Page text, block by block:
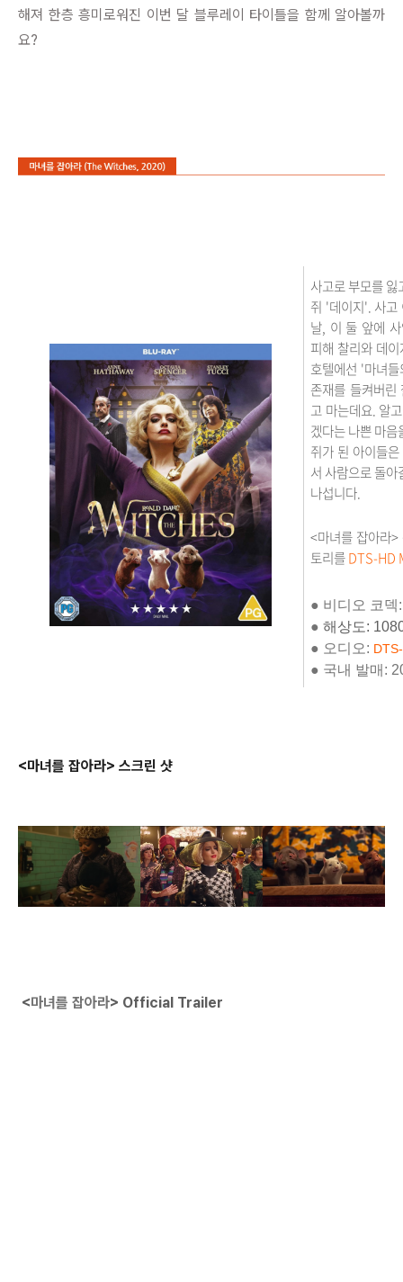
해져 한층 흥미로워진 이번 달 블루레이 타이틀을 함께 알아볼까
요?
사고로 부모를
쥐 '데이지'. 사고
날, 이 둘 앞에
피해 찰리와 데
호텔에선 '마녀
존재를 들켜버
고 마는데요. 알
겠다는 나쁜 마
쥐가 된 아이들
서 사람으로 돌
나섭니다.
<마녀를 잡아라
토리를DTS-HD
● 비디오 코덱
● 해상도:
● 오디오:
● 국내 발매:
<마녀를 잡아라> 스크린 샷
<마녀를 잡아라> Official Trailer